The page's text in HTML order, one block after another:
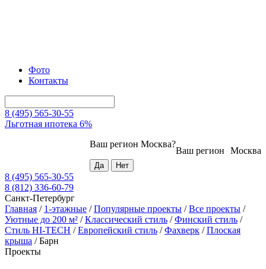
Фото
Контакты
8 (495) 565-30-55
Льготная ипотека 6%
Москва
Ваш регион
Ваш регион Москва?
8 (495) 565-30-55
8 (812) 336-60-79
Санкт-Петербург
Главная / 1-этажные /Популярные проекты /Все проекты /
Уютные до 200 м² /Классический стиль /Финский стиль /
Стиль HI-TECH /Европейский стиль /Фахверк /Плоская
крыша /Барн
Проекты